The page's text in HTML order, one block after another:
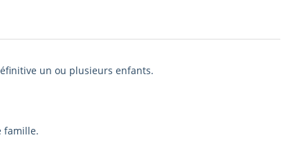
un ou plusieurs enfants.
famille.